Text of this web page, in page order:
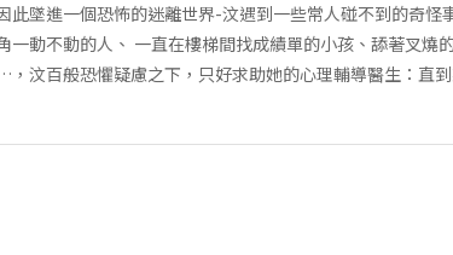
此墜進一個恐怖的迷離世界-汶遇到一些常人碰不到的奇怪
動不動的人、 一直在樓梯間找成績單的小孩、舔著叉燒
百般恐懼疑慮之下，只好求助她的心理輔導醫生：直